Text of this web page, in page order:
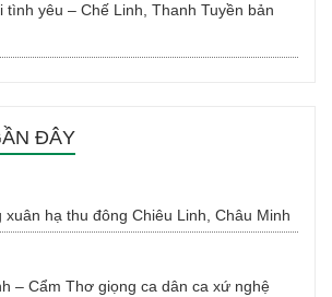
tình yêu – Chế Linh, Thanh Tuyền bản
ĐÂY
hạ thu đông Chiêu Linh, Châu Minh
– Cẩm Thơ giọng ca dân ca xứ nghệ